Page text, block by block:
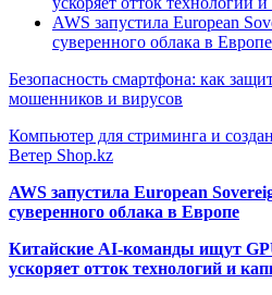
AWS запустила European
суверенного облака в Европе
Безопасность смартфона: как
мошенников и вирусов
Компьютер для стриминга и
Ветер Shop.kz
AWS запустила European
суверенного облака в Европе
Китайские AI-команды ищут
ускоряет отток технологий и